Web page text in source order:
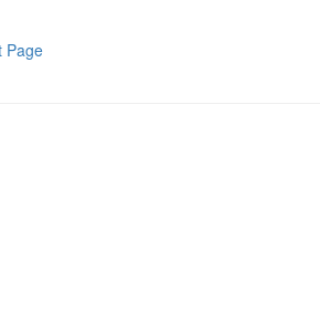
Page